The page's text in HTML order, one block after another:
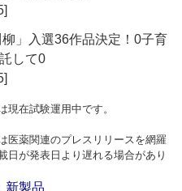
」入選36作品決定！0子育
して0
現在試験運用中です。
医薬関連のプレスリリースを網羅
日が発表日より遅れる場合があり
新製品